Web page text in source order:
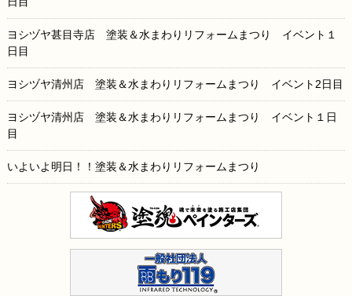
ヨシヅヤ甚目寺店 塗装＆水まわりリフォームまつり イベント１
日目
ヨシヅヤ清州店 塗装＆水まわりリフォームまつり イベント2日目
ヨシヅヤ清州店 塗装＆水まわりリフォームまつり イベント１日
目
いよいよ明日！！塗装＆水まわりリフォームまつり